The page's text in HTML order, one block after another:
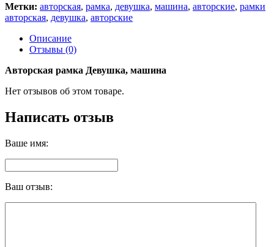
Метки: авторская, рамка, девушка, машина, авторские, рамки
авторская, девушка, авторские
Описание
Отзывы (0)
Авторская рамка Девушка, машина
Нет отзывов об этом товаре.
Написать отзыв
Ваше имя:
Ваш отзыв: